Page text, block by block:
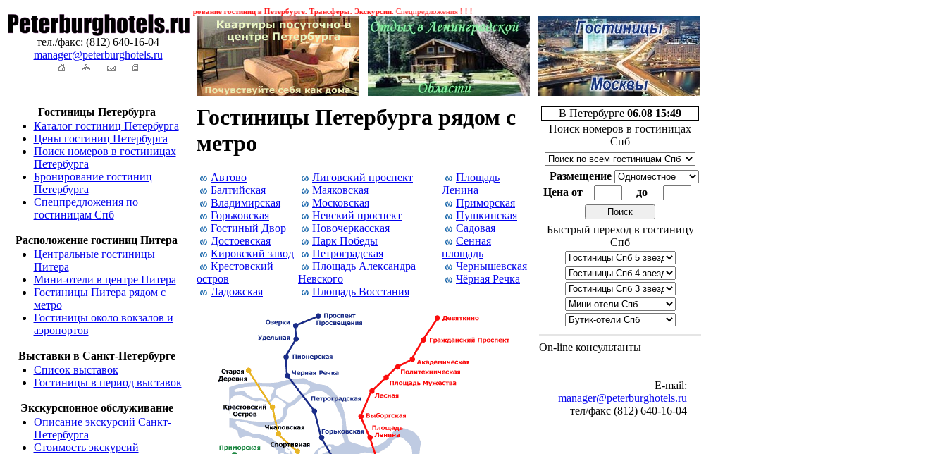
тел./факс: (812) 640-16-04
manager@peterburghotels.ru
Гостиницы Санкт-Петербурга. Бронирование гостиниц в Петербурге. Трансферы. Экскурсии.Спецпредложения ! ! !
Гостиницы Петербурга
Каталог гостиниц Петербурга
Цены гостиниц Петербурга
Поиск номеров в гостиницах
Петербурга
Бронирование гостиниц
Петербурга
Спецпредложения по
гостиницам Спб
Расположение гостиниц Питера
Центральные гостиницы
Питера
Мини-отели в центре Питера
Гостиницы Питера рядом с
метро
Гостиницы около вокзалов и
аэропортов
Выставки в Санкт-Петербурге
Список выставок
Гостиницы в период выставок
Экскурсионное обслуживание
Описание экскурсий Санкт-
Петербурга
Стоимость экскурсий
Гостиницы Петербурга рядом с
метро
Автово
Балтийская
Владимирская
Горьковская
Гостиный Двор
Достоевская
Кировский завод
Крестовский
остров
Ладожская
Лиговский проспект
Маяковская
Московская
Невский проспект
Новочеркасская
Парк Победы
Петроградская
Площадь Александра
Невского
Площадь Восстания
Площадь
Ленина
Приморская
Пушкинская
Садовая
Сенная
площадь
Чернышевская
Чёрная Речка
В Петербурге 06.08 15:49
Поиск номеров в гостиницах
Спб
Размещение
Цена от
до
Быстрый переход в гостиницу
Спб
On-line консультанты
E-mail:
manager@peterburghotels.ru
тел/факс (812) 640-16-04